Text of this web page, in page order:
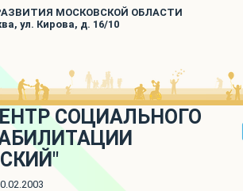
МОСКОВСКОЙ ОБЛАСТИ
ул. Кирова, д. 16/10
СОЦИАЛЬНОГО